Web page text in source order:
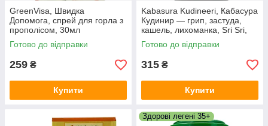
GreenVisa, Швидка
Допомога, спрей для горла з
прополісом, 30мл
Готово до відправки
259 ₴
Купити
Kabasura Kudineeri, Кабасура
Кудинир — грип, застуда,
кашель, лихоманка, Sri Sri,
60 таб
Готово до відправки
315 ₴
Купити
Здорові легені 35+